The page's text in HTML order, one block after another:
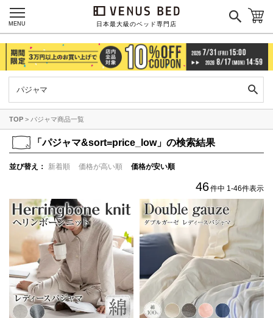
日本最大級のベッド専門店
MENU
TOP パジャマ商品一覧
「パジャマ&sort=price_low」の検索結果
並び替え 新着順 価格が高い順 価格が安い順
46件中 1 -46件表示